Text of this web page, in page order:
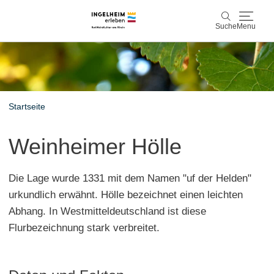
Suche Menu
Suche
Entdecken & Erleben
Info & Service
Leichte Sprache
Startseite
Weinheimer Hölle
Die Lage wurde 1331 mit dem Namen "uf der Helden"
urkundlich erwähnt. Hölle bezeichnet einen leichten
Abhang. In Westmitteldeutschland ist diese
Flurbezeichnung stark verbreitet.